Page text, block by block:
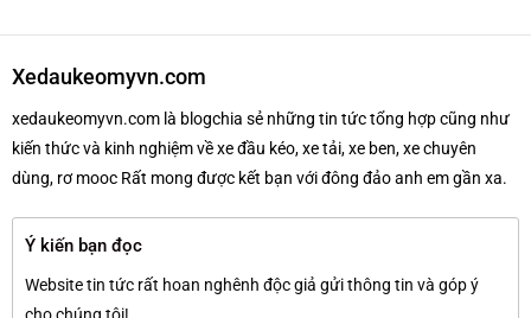
Xedaukeomyvn.com
xedaukeomyvn.com là blogchia sẻ những tin tức tổng hợp cũng như
kiến thức và kinh nghiệm về xe đầu kéo, xe tải, xe ben, xe chuyên
dùng, rơ mooc Rất mong được kết bạn với đông đảo anh em gần xa.
Ý kiến bạn đọc
Website tin tức rất hoan nghênh độc giả gửi thông tin và góp ý